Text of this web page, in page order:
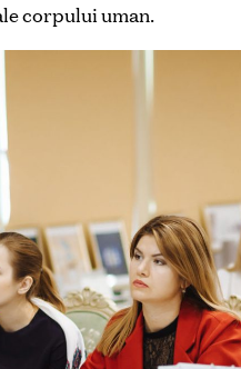
corpului uman.